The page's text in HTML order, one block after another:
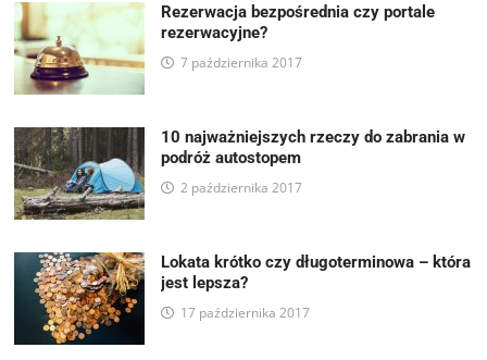
Rezerwacja bezpośrednia czy portale
rezerwacyjne?
7 października 2017
10 najważniejszych rzeczy do zabrania w
podróż autostopem
2 października 2017
Lokata krótko czy długoterminowa – która
jest lepsza?
17 października 2017